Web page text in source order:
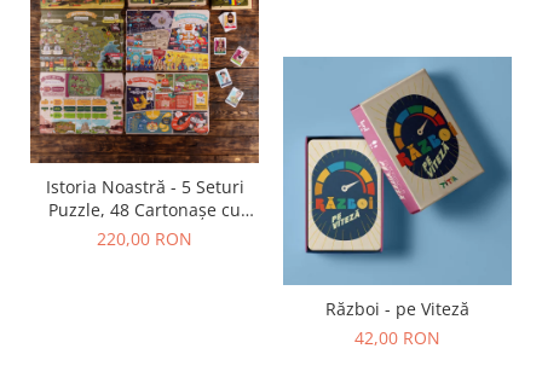
Istoria Noastră - 5 Seturi
Puzzle, 48 Cartonașe cu
Personaje Istorice, 1
220,00 RON
Război - pe Viteză
42,00 RON